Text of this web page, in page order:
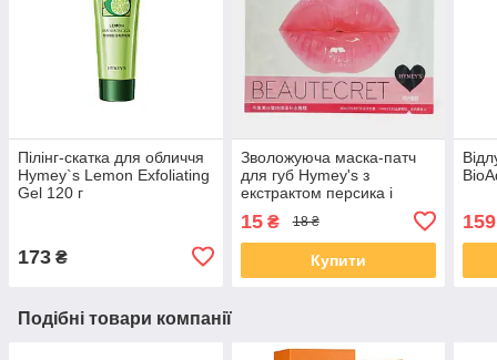
Пілінг-скатка для обличчя
Hymey`s Lemon Exfoliating
Gel 120 г
173 ₴
Зволожуюча маска-патч
для губ Hymey's з
екстрактом персика і
Moisturizing Lip Membrane,
8г
15₴ 18 ₴
Купити
159
Подібні товари компанії